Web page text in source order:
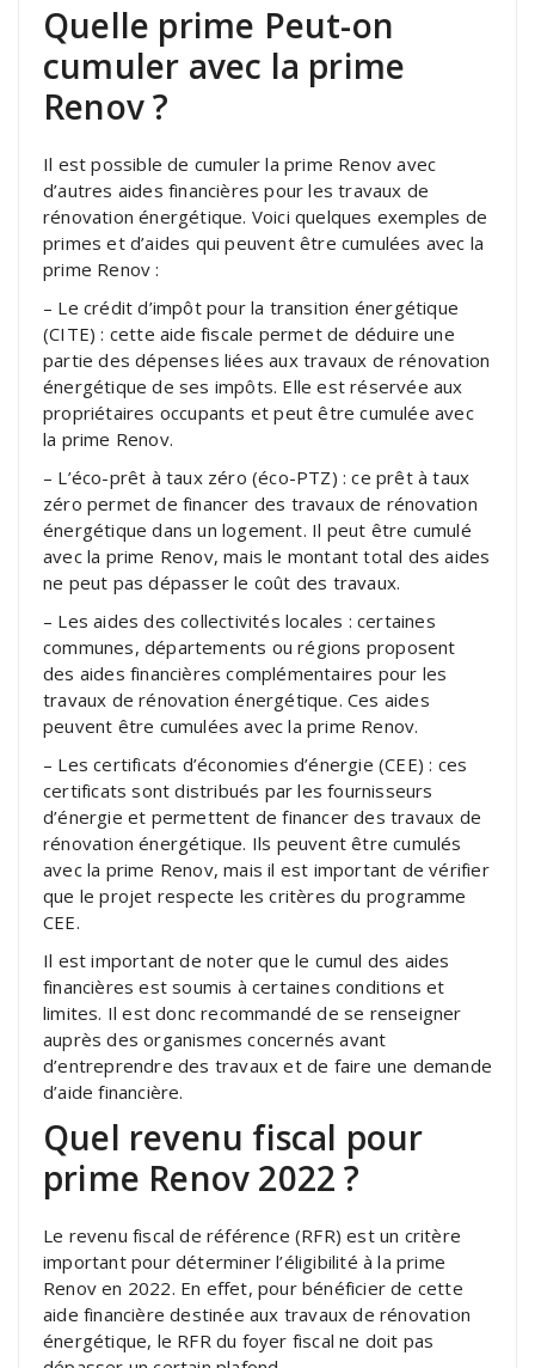
Quelle prime Peut-on
cumuler avec la prime
Renov ?
Il est possible de cumuler la prime Renov avec
d’autres aides financières pour les travaux de
rénovation énergétique. Voici quelques exemples de
primes et d’aides qui peuvent être cumulées avec la
prime Renov :
– Le crédit d’impôt pour la transition énergétique
(CITE) : cette aide fiscale permet de déduire une
partie des dépenses liées aux travaux de rénovation
énergétique de ses impôts. Elle est réservée aux
propriétaires occupants et peut être cumulée avec
la prime Renov.
– L’éco-prêt à taux zéro (éco-PTZ) : ce prêt à taux
zéro permet de financer des travaux de rénovation
énergétique dans un logement. Il peut être cumulé
avec la prime Renov, mais le montant total des aides
ne peut pas dépasser le coût des travaux.
– Les aides des collectivités locales : certaines
communes, départements ou régions proposent
des aides financières complémentaires pour les
travaux de rénovation énergétique. Ces aides
peuvent être cumulées avec la prime Renov.
– Les certificats d’économies d’énergie (CEE) : ces
certificats sont distribués par les fournisseurs
d’énergie et permettent de financer des travaux de
rénovation énergétique. Ils peuvent être cumulés
avec la prime Renov, mais il est important de vérifier
que le projet respecte les critères du programme
CEE.
Il est important de noter que le cumul des aides
financières est soumis à certaines conditions et
limites. Il est donc recommandé de se renseigner
auprès des organismes concernés avant
d’entreprendre des travaux et de faire une demande
d’aide financière.
Quel revenu fiscal pour
prime Renov 2022 ?
Le revenu fiscal de référence (RFR) est un critère
important pour déterminer l’éligibilité à la prime
Renov en 2022. En effet, pour bénéficier de cette
aide financière destinée aux travaux de rénovation
énergétique, le RFR du foyer fiscal ne doit pas